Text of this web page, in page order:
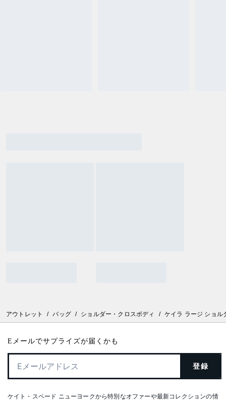
アウトレット / バッグ / ショルダー・クロスボディ / ケイラ ラージ ショル
Eメールでサプライズが届くかも
登録
ケイト・スペード ニューヨークから特別なオファーや最新コレクションの情